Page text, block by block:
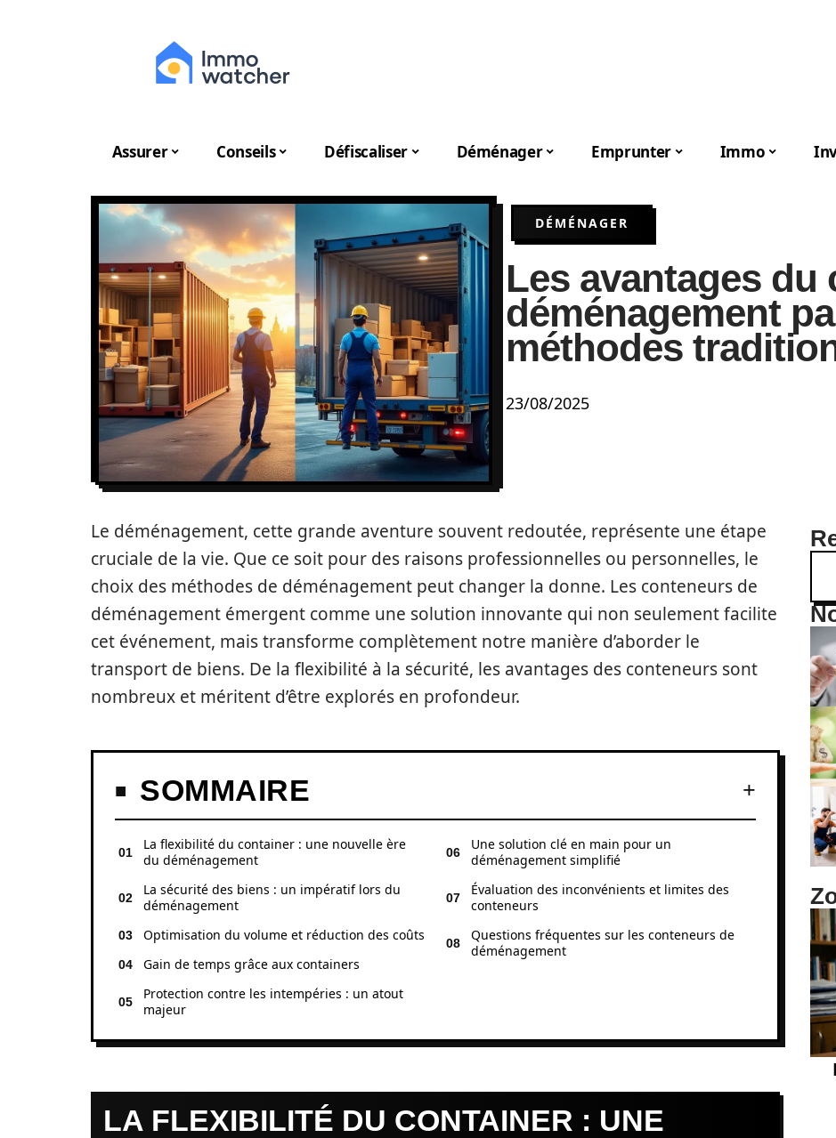
Assurer Conseils Défiscaliser Déménager Emprunter Immo
DÉMÉNAGER
Les avantages du
déménagement
méthodes
23/08/2025
Le déménagement, cette grande aventure souvent redoutée, représente une étape
cruciale de la vie. Que ce soit pour des raisons professionnelles ou personnelles, le
choix des méthodes de déménagement peut changer la donne. Les conteneurs de
déménagement émergent comme une solution innovante qui non seulement facilite
cet événement, mais transforme complètement notre manière d’aborder le
transport de biens. De la flexibilité à la sécurité, les avantages des conteneurs sont
nombreux et méritent d’être explorés en profondeur.
SOMMAIRE
La flexibilité du container : une nouvelle ère
du déménagement
La sécurité des biens : un impératif lors du
déménagement
Optimisation du volume et réduction des coûts
Gain de temps grâce aux containers
Protection contre les intempéries : un atout
majeur
Une solution clé en main pour un
déménagement simplifié
Évaluation des inconvénients et limites des
conteneurs
Questions fréquentes sur les conteneurs de
déménagement
LA FLEXIBILITÉ DU CONTAINER : UNE